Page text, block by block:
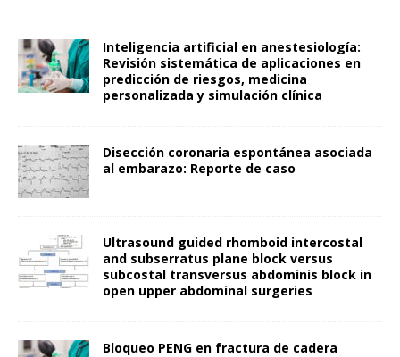
Inteligencia artificial en anestesiología:
Revisión sistemática de aplicaciones en
predicción de riesgos, medicina
personalizada y simulación clínica
Disección coronaria espontánea asociada
al embarazo: Reporte de caso
Ultrasound guided rhomboid intercostal
and subserratus plane block versus
subcostal transversus abdominis block in
open upper abdominal surgeries
Bloqueo PENG en fractura de cadera